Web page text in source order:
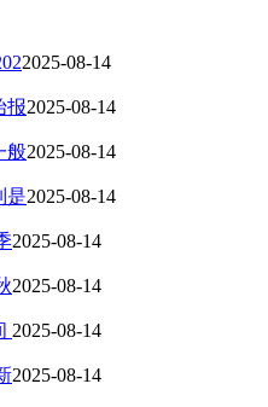
2025-08-14
报2025-08-14
般2025-08-14
是2025-08-14
2025-08-14
2025-08-14
2025-08-14
2025-08-14